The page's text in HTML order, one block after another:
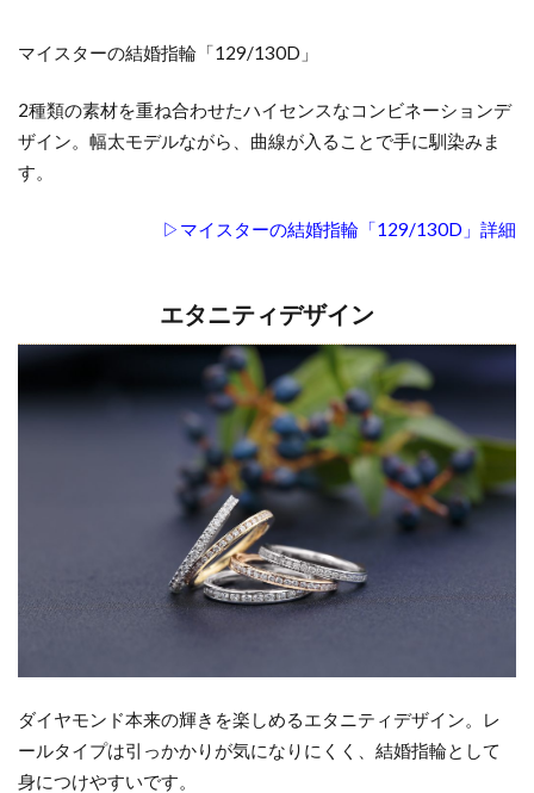
マイスターの結婚指輪「129/130D」
2種類の素材を重ね合わせたハイセンスなコンビネーションデ
ザイン。幅太モデルながら、曲線が入ることで手に馴染みま
す。
▷マイスターの結婚指輪「129/130D」詳細
エタニティデザイン
ダイヤモンド本来の輝きを楽しめるエタニティデザイン。レ
ールタイプは引っかかりが気になりにくく、結婚指輪として
身につけやすいです。